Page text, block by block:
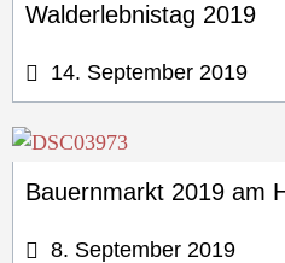
Walderlebnistag 2019
14. September 2019
Bauernmarkt 2019 am
8. September 2019